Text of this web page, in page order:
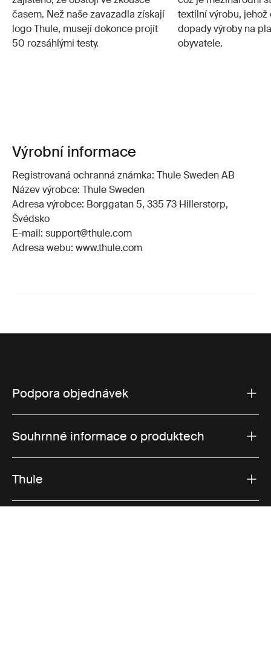
časem. Než naše zavazadla získají
logo Thule, musejí dokonce projít
50 rozsáhlými testy.
textilní výrobu,
dopady výroby na
obyvatele.
Výrobní informace
Registrovaná ochranná známka: Thule Sweden AB
Název výrobce: Thule Sweden
Adresa výrobce: Borggatan 5, 335 73 Hillerstorp,
Švédsko
E-mail: support@thule.com
Adresa webu: www.thule.com
Podpora objednávek
Souhrnné informace o produktech
Thule